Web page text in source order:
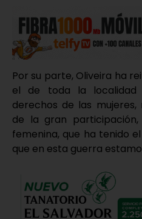
Por su parte, Oliveira ha
el de toda la
derechos de las
de la gran
femenina, que ha tenido
que en esta guerra